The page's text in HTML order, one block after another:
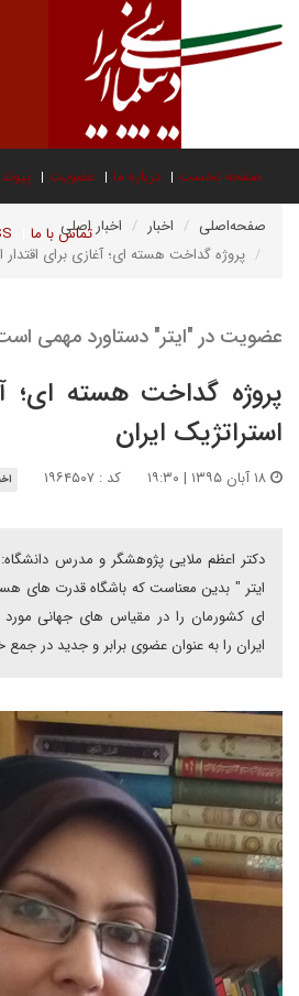
صفحه نخست درباره ما عضویت
تماس با ما صفحه‌اصلی اخبار
اخبار اصلی
پروژه گداخت هسته ای؛ آغازی برای اقتدار
عضویت در "ایتر" دستاورد مهمی
پروژه گداخت هسته ای؛
استراتژیک ایران
کد : ۱۹۶۴۵۰۷
دکتر اعظم ملایی پژوهشگر و مدرس
ایتر " بدین معناست که باشگاه قدرت های
ای کشورمان را در مقیاس های جهانی مورد
ایران را به عنوان عضوی برابر و جدید در